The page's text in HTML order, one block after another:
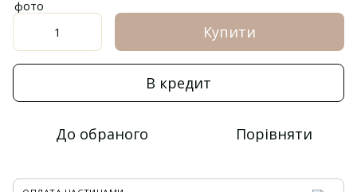
Купити
В кредит
До обраного Порівняти